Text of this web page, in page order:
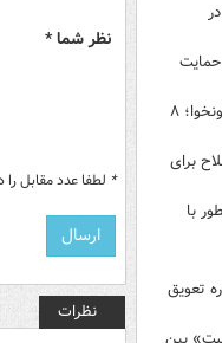
عملیات ارتش پاکستان در خیبرپختونخوا؛ ۸
برای
با
تعویق
نظر شما *
* لطفا عدد مقابل
نظرات